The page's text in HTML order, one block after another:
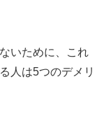
いために、これ
人は5つのデメリ